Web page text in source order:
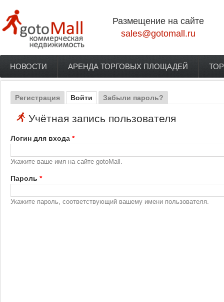
Размещение на сайте
sales@gotomall.ru
Главное меню
НОВОСТИ АРЕНДА ТОРГОВЫХ ПЛОЩАДЕЙ
Главные вкладки
Регистрация Войти (активная вкладка)
Забыли пароль?
Учётная запись пользователя
Логин для входа *
Укажите ваше имя на сайте gotoMall.
Пароль *
Укажите пароль, соответствующий вашему имени пользователя.